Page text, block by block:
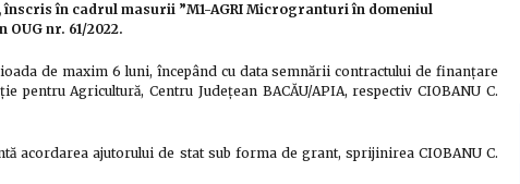
, înscris în cadrul masurii ”M1-AGRI Microgranturi în domeniul
nr. 61/2022.
de maxim 6 luni, începând cu data semnării contractului de finanțare
pentru Agricultură, Centru Județean BACĂU/APIA, respectiv CIOBANU C.
acordarea ajutorului de stat sub forma de grant, sprijinirea CIOBANU C.